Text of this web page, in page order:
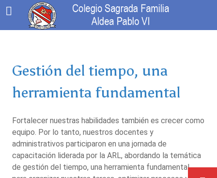
Gestión del tiempo, una
herramienta fundamental
Fortalecer nuestras habilidades también es crecer como
equipo. Por lo tanto, nuestros docentes y
administrativos participaron en una jornada de
capacitación liderada por la ARL, abordando la temática
de gestión del tiempo, una herramienta fundamental